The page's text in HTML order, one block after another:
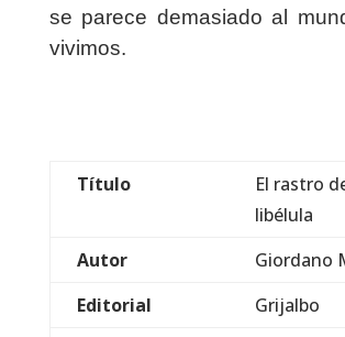
se parece demasiado al
vivimos.
Título
El rastro
libélula
Autor
Giordano
Editorial
Grijalbo